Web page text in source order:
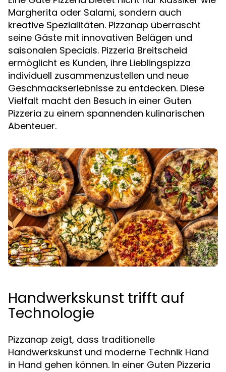
Margherita oder Salami, sondern auch
kreative Spezialitäten. Pizzanap überrascht
seine Gäste mit innovativen Belägen und
saisonalen Specials. Pizzeria Breitscheid
ermöglicht es Kunden, ihre Lieblingspizza
individuell zusammenzustellen und neue
Geschmackserlebnisse zu entdecken. Diese
Vielfalt macht den Besuch in einer Guten
Pizzeria zu einem spannenden kulinarischen
Abenteuer.
Handwerkskunst trifft auf
Technologie
Pizzanap zeigt, dass traditionelle
Handwerkskunst und moderne Technik Hand
in Hand gehen können. In einer Guten Pizzeria